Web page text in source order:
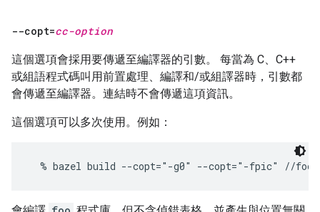
--copt=cc-option
這個選項會採用要傳遞至編譯器的引數。 每當為 C、C++
或組語程式碼叫用前置處理、編譯和/或組譯器時，引數都
會傳遞至編譯器。連結時不會傳遞這項資訊。
這個選項可以多次使用。例如：